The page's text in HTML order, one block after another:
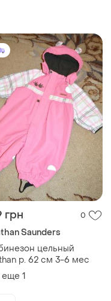
грн 0
Saunders
цельный
р. 62 см 3-6 мес
еще 1